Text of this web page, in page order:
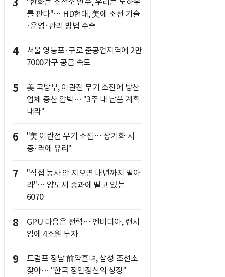
를 판다"… HD현대, 美에 조선 기술
·운영·관리 방법 수출
4
서울 영등포·구로 준공업지역에 2만
7000가구 공급 속도
5
美 국방부, 이란전 무기 소진에 방산
업체 증산 압박… "3주 내 납품 계획
내라"
6
"美 이란전 무기 소진… 장기화 시
중·러에 유리"
7
"직접 농사 안 지으면 내년까지 팔아
라"… 양도세 중과에 떨고 있는
6070
8
GPU 다음은 전력… 엔비디아, 랜시
엄에 4조원 투자
9
트럼프 장남 前약혼녀, 삼성 조선소
찾아… "한국 장인정신의 상징"